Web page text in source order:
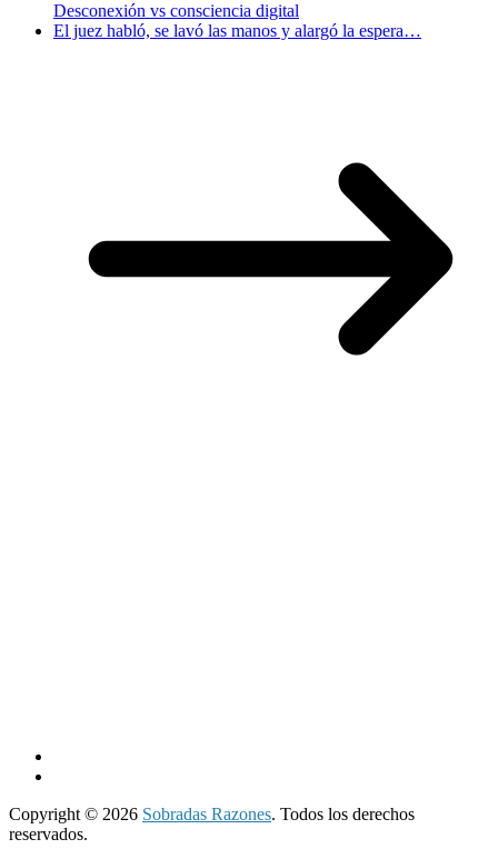
Desconexión vs consciencia digital
El juez habló, se lavó las manos y alargó la espera…
Copyright © 2026 Sobradas Razones. Todos los derechos
reservados.